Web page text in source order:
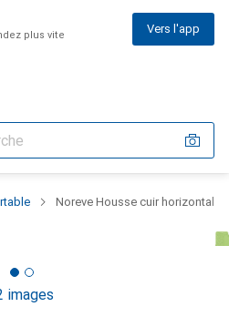
plus vite Vers l'app
Noreve Housse cuir horizontal
images